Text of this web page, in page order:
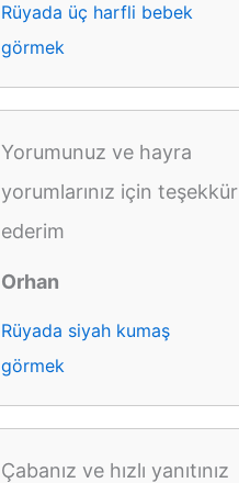
Rüyada üç harfli bebek
görmek
Yorumunuz ve hayra
yorumlarınız için teşekkür
ederim
Orhan
Rüyada siyah kumaş
görmek
Çabanız ve hızlı yanıtınız